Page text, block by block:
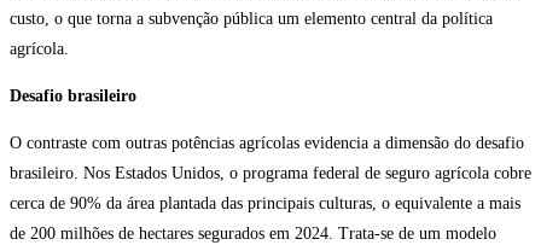
custo, o que torna a subvenção pública um elemento central da política
agrícola.
Desafio brasileiro
O contraste com outras potências agrícolas evidencia a dimensão do desafio
brasileiro. Nos Estados Unidos, o programa federal de seguro agrícola cobre
cerca de 90% da área plantada das principais culturas, o equivalente a mais
de 200 milhões de hectares segurados em 2024. Trata-se de um modelo